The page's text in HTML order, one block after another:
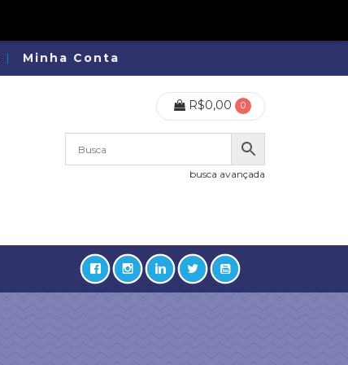
Minha Conta
R$0,00 0
busca avançada